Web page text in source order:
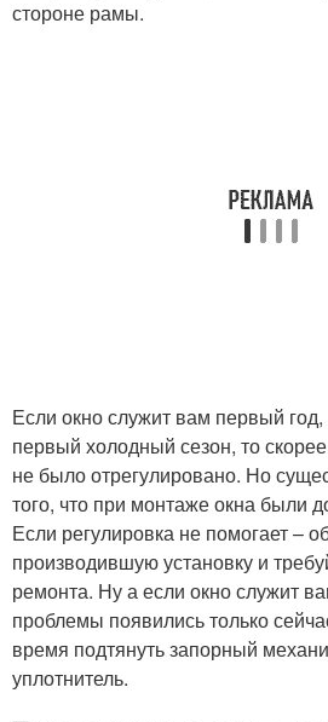
стороне рамы.
Если окно служит вам первый
первый холодный сезон, то
не было отрегулировано. Но
того, что при монтаже окна были
Если регулировка не помогает –
производившую установку и
ремонта. Ну а если окно служит
проблемы появились только
время подтянуть запорный
уплотнитель.